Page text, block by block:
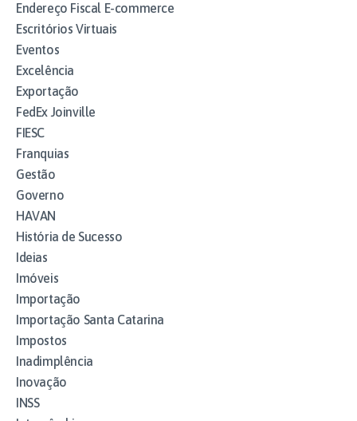
Endereço Fiscal E-commerce
Escritórios Virtuais
Eventos
Excelência
Exportação
FedEx Joinville
FIESC
Franquias
Gestão
Governo
HAVAN
História de Sucesso
Ideias
Imóveis
Importação
Importação Santa Catarina
Impostos
Inadimplência
Inovação
INSS